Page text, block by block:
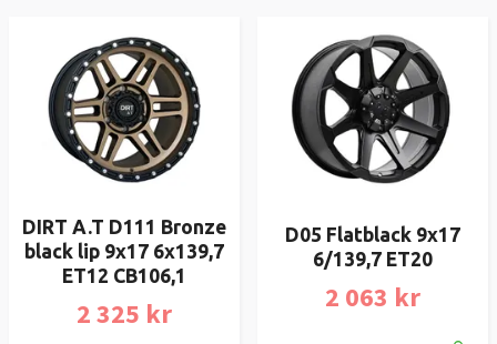
DIRT A.T D111 Bronze
black lip 9x17 6x139,7
ET12 CB106,1
2 325 kr
D05 Flatblack 9x17
6/139,7 ET20
2 063 kr